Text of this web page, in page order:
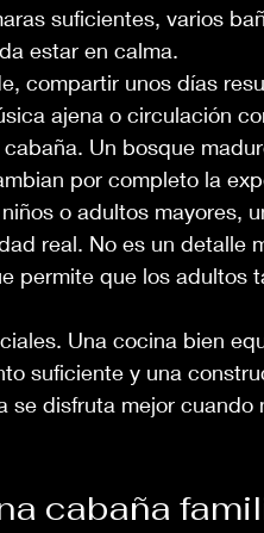
suficientes, varios
estar en calma.
compartir unos días
ajena o circulación
Un bosque
por completo la
o adultos mayores,
real. No es un detalle
permite que los adultos
Una cocina bien
suficiente y una
se disfruta mejor cuando
cabaña